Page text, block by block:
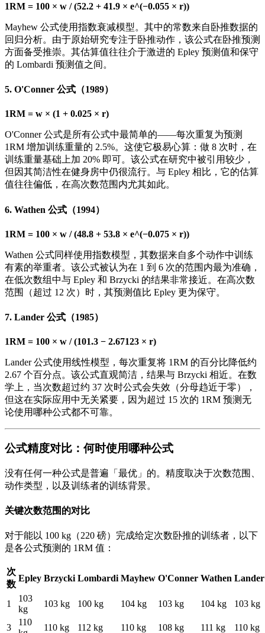
1RM = 100 × w / (52.2 + 41.9 × e^(−0.055 × r))
Mayhew 公式使用指数衰减模型。其中的常数来自卧推数据的
回归分析。由于原始研究专注于卧推动作，该公式在卧推预测
方面备受推崇。其估算值往往介于激进的 Epley 预测值和保守
的 Lombardi 预测值之间。
5. O'Conner 公式（1989）
1RM = w × (1 + 0.025 × r)
O'Conner 公式是所有公式中最简单的——每次重复为预测
1RM 增加训练重量的 2.5%。这使它极易心算：做 8 次时，在
训练重量基础上加 20% 即可。该公式在研究中被引用较少，
但因其简洁性在健身房中仍很流行。与 Epley 相比，它的估算
值往往偏低，在高次数范围内尤其如此。
6. Wathen 公式（1994）
1RM = 100 × w / (48.8 + 53.8 × e^(−0.075 × r))
Wathen 公式同样使用指数模型，其数据来自多个动作中训练
有素的举重者。该公式被认为在 1 到 6 次的范围内最为准确，
在低次数组中与 Epley 和 Brzycki 的结果非常接近。在高次数
范围（超过 12 次）时，其预测值比 Epley 更为保守。
7. Lander 公式（1985）
1RM = 100 × w / (101.3 − 2.67123 × r)
Lander 公式使用线性模型，每次重复将 1RM 的百分比降低约
2.67 个百分点。该公式直观简洁，结果与 Brzycki 相近。在数
学上，当次数超过约 37 次时公式会失效（分母趋近于零），
但这在实际应用中无关紧要，因为超过 15 次的 1RM 预测无
论使用哪种公式都不可靠。
公式精度对比：何时使用哪种公式
没有任何一种公式是普遍「最优」的。精度取决于次数范围、
动作类型，以及训练者的训练背景。
关键次数范围的对比
对于能以 100 kg（220 磅）完成给定次数卧推的训练者，以下
是各公式预测的 1RM 值：
次
数
Epley Brzycki Lombardi Mayhew O'Conner Wathen Lander
1
103
kg
103 kg 100 kg 104 kg 103 kg 104 kg 103 kg
3
110
110 kg 112 kg 110 kg 108 kg 111 kg 110 kg